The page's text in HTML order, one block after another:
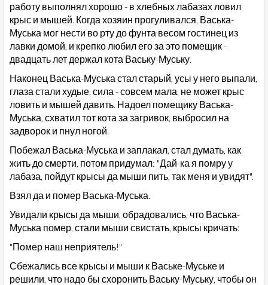
работу выполнял хорошо - в хлебных лабазах ловил
крыс и мышей. Когда хозяин прогуливался, Васька-
Муська мог нести во рту до фунта весом гостинец из
лавки домой, и крепко любил его за это помещик -
двадцать лет держал кота Ваську-Муську.
Наконец Васька-Муська стал старый, усы у него выпали,
глаза стали худые, сила - совсем мала, не может крыс
ловить и мышей давить. Надоел помещику Васька-
Муська, схватил тот кота за загривок, выбросил на
задворок и пнул ногой.
Побежал Васька-Муська и заплакал, стал думать, как
жить до смерти, потом придумал: "Дай-ка я помру у
лабаза, пойдут крысы да мыши пить, так меня и увидят".
Взял да и помер Васька-Муська.
Увидали крысы да мыши, обрадовались, что Васька-
Муська помер, стали мыши свистать, крысы кричать:
"Помер наш неприятель!"
Сбежались все крысы и мыши к Ваське-Муське и
решили, что надо бы схоронить Ваську-Муську, чтобы он